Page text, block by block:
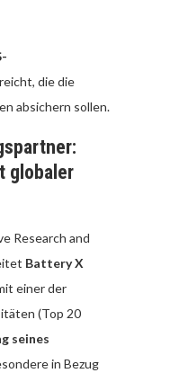
die die
absichern sollen.
globaler
Research and
Battery X
einer der
(Top 20
seines
in Bezug